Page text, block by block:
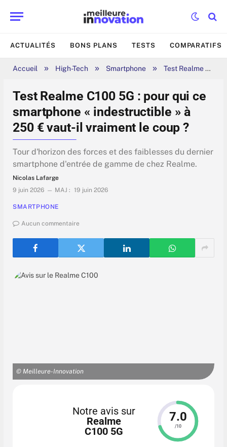
ACTUALITÉS BONS PLANS TESTS COMPARATIFS
Accueil » High-Tech » Smartphone » Test Realme C100 5G : pour qui ce smartphone « indestructible » à 250 € vaut-il vraiment le coup ?
Test Realme C100 5G : pour qui ce
smartphone « indestructible » à
250 € vaut-il vraiment le coup ?
Tour d'horizon des forces et des faiblesses du dernier
smartphone d'entrée de gamme de chez Realme.
Nicolas Lafarge
9 juin 2026
MAJ : 19 juin 2026
SMARTPHONE
Aucun commentaire
© Meilleure-Innovation
Notre avis sur
Realme
C100 5G
7.0
/10